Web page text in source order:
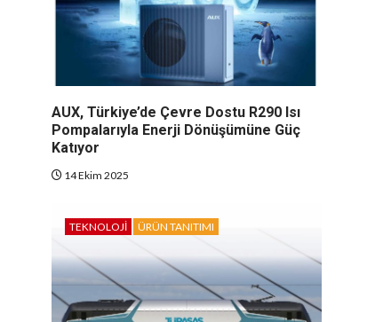
AUX, Türkiye’de Çevre Dostu R290 Isı
Pompalarıyla Enerji Dönüşümüne Güç
Katıyor
14 Ekim 2025
TEKNOLOJI ÜRÜN TANITIMI